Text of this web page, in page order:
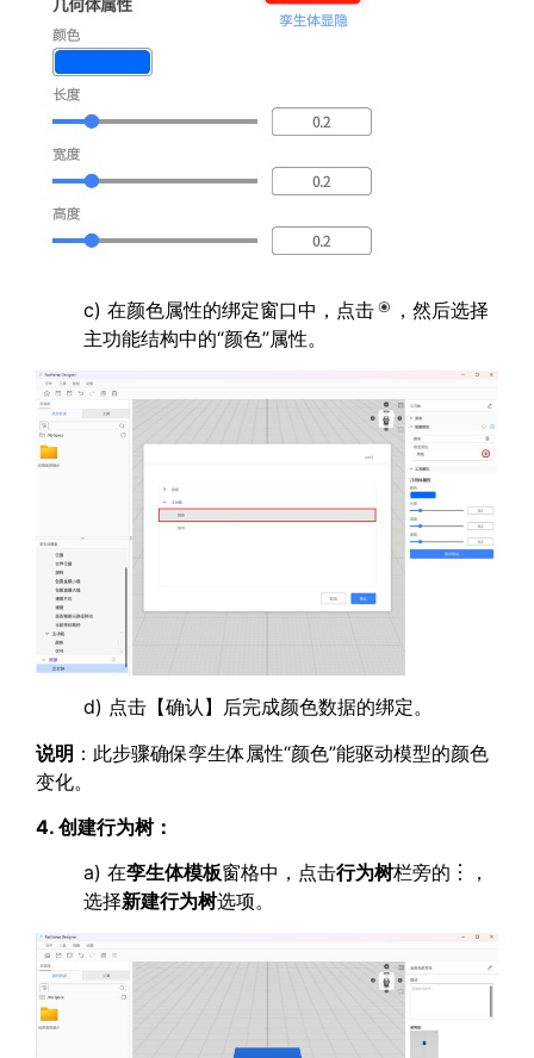
c) 在颜色属性的绑定窗口中，点击
，然后选择
主功能结构中的“颜色”属性。
d) 点击【确认】后完成颜色数据的绑定。
说明 ：此步骤确保孪生体属性“颜色”能驱动模型的颜色
变化。
4. 创建行为树：
a) 在孪生体模板窗格中，点击行为树栏旁的︙，
选择新建行为树选项。